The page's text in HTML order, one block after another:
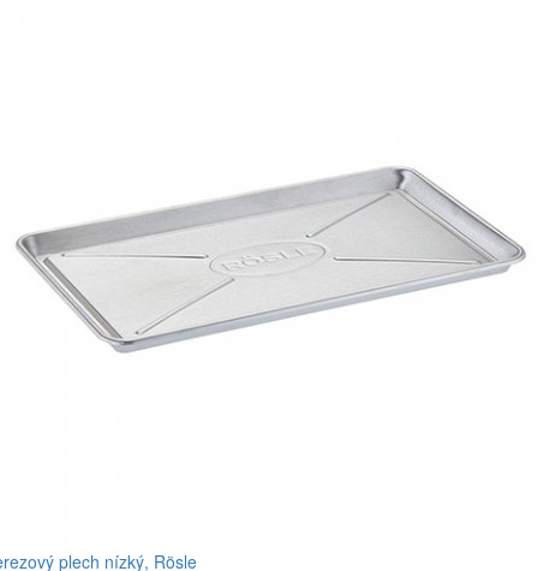
plech nízký, Rösle